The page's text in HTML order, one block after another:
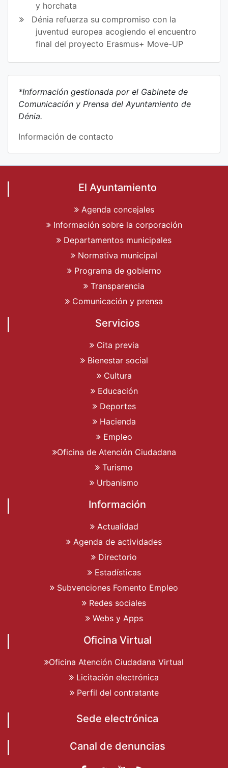
y horchata
Dénia refuerza su compromiso con la
juventud europea acogiendo el encuentro
final del proyecto Erasmus+ Move-UP
*Información gestionada por el Gabinete de
Comunicación y Prensa del Ayuntamiento de
Dénia.
Información de contacto
El Ayuntamiento
Agenda concejales
Información sobre la corporación
Departamentos municipales
Normativa municipal
Programa de gobierno
Transparencia
Comunicación y prensa
Servicios
Cita previa
Bienestar social
Cultura
Educación
Deportes
Hacienda
Empleo
Oficina de Atención Ciudadana
Turismo
Urbanismo
Información
Actualidad
Agenda de actividades
Directorio
Estadísticas
Subvenciones Fomento Empleo
Redes sociales
Webs y Apps
Oficina Virtual
Oficina Atención Ciudadana Virtual
Licitación electrónica
Perfil del contratante
Sede electrónica
Canal de denuncias